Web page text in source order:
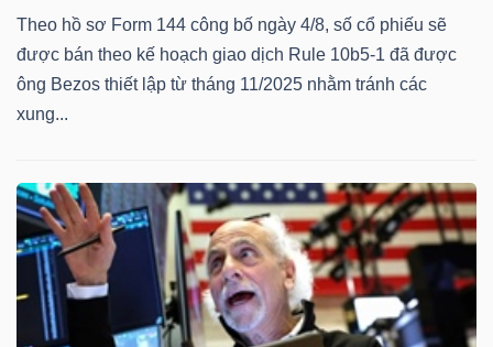
Theo hồ sơ Form 144 công bố ngày 4/8, số cổ phiếu sẽ
được bán theo kế hoạch giao dịch Rule 10b5-1 đã được
ông Bezos thiết lập từ tháng 11/2025 nhằm tránh các
xung...